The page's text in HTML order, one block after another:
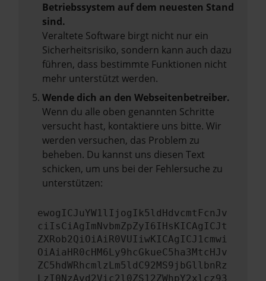
Betriebssystem auf dem neuesten Stand
sind.
Veraltete Software birgt nicht nur ein
Sicherheitsrisiko, sondern kann auch dazu
führen, dass bestimmte Funktionen nicht
mehr unterstützt werden.
Wende dich an den Webseitenbetreiber.
Wenn du alle oben genannten Schritte
versucht hast, kontaktiere uns bitte. Wir
werden versuchen, das Problem zu
beheben. Du kannst uns diesen Text
schicken, um uns bei der Fehlersuche zu
unterstützen:
ewogICJuYW1lIjogIk5ldHdvcmtFcnJv
ciIsCiAgImNvbmZpZyI6IHsKICAgICJt
ZXRob2QiOiAiR0VUIiwKICAgICJ1cmwi
OiAiaHR0cHM6Ly9hcGkueC5ha3MtcHJv
ZC5hdWRhcmlzLm5ldC92MS9jbGllbnRz
LzI0NzAvd2Vic2l0ZS12ZWhpY2xlcz93